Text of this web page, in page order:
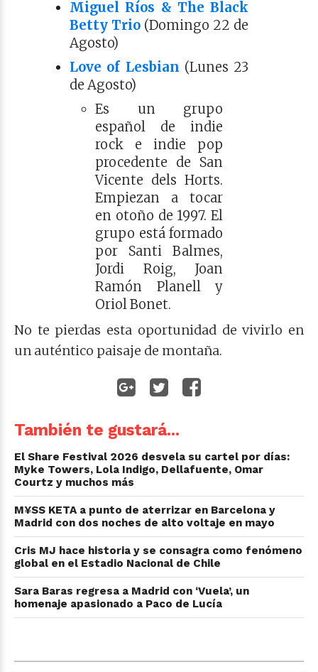
Miguel Ríos & The Black
Betty Trio (Domingo 22 de
Agosto)
Love of Lesbian (Lunes 23
de Agosto)
Es un grupo
español de indie
rock e indie pop
procedente de San
Vicente dels Horts.
Empiezan a tocar
en otoño de 1997. El
grupo está formado
por Santi Balmes,
Jordi Roig, Joan
Ramón Planell y
Oriol Bonet.
No te pierdas esta oportunidad de vivirlo en
un auténtico paisaje de montaña.
También te gustará...
El Share Festival 2026 desvela su cartel por días:
Myke Towers, Lola Indigo, Dellafuente, Omar
Courtz y muchos más
M¥SS KETA a punto de aterrizar en Barcelona y
Madrid con dos noches de alto voltaje en mayo
Cris MJ hace historia y se consagra como fenómeno
global en el Estadio Nacional de Chile
Sara Baras regresa a Madrid con ‘Vuela’, un
homenaje apasionado a Paco de Lucía